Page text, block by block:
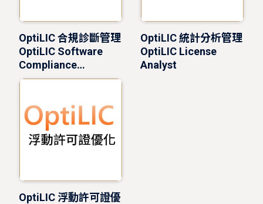
OptiLIC 合規診斷管理
OptiLIC Software
Compliance
Management
OptiLIC 統計分析管理
OptiLIC License
Analyst
OptiLIC 浮動許可證優